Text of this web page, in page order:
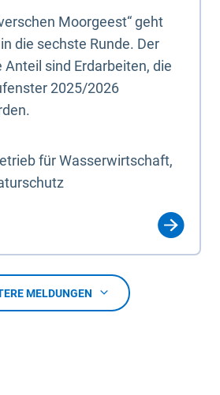
Moorgeest“ geht
die sechste Runde. Der
sind Erdarbeiten, die
2025/2026
für Wasserwirtschaft,
MELDUNGEN